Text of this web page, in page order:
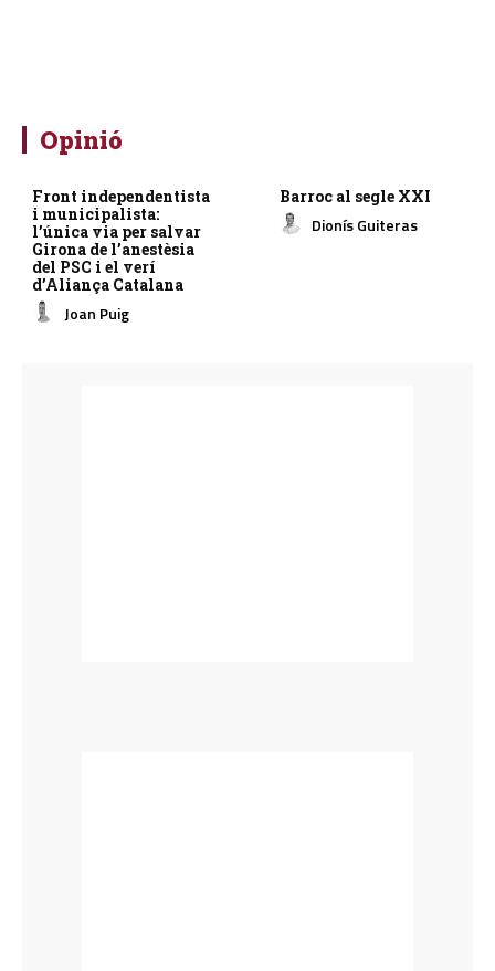
Opinió
Front independentista
i municipalista:
l’única via per salvar
Girona de l’anestèsia
del PSC i el verí
d’Aliança Catalana
Joan Puig
Barroc al segle XXI
Dionís Guiteras